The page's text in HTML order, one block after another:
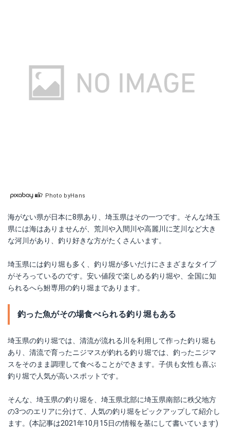
Photo byHans
海がない県が日本に8県あり、埼玉県はその一つです。そんな埼玉
県には海はありませんが、荒川や入間川や高麗川に芝川など大き
な河川があり、釣り好きな方がたくさんいます。
埼玉県には釣り堀も多く、釣り堀が多いだけにさまざまなタイプ
がそろっているのです。安い値段で楽しめる釣り堀や、全国に知
られるへら鮒専用の釣り堀まであります。
釣った魚がその場食べられる釣り堀もある
埼玉県の釣り堀では、清流が流れる川を利用して作った釣り堀も
あり、清流で育ったニジマスが釣れる釣り堀では、釣ったニジマ
スをそのまま調理して食べることができます。子供も女性も喜ぶ
釣り堀で人気が高いスポットです。
そんな、埼玉県の釣り堀を、埼玉県北部に埼玉県南部に秩父地方
の3つのエリアに分けて、人気の釣り堀をピックアップして紹介し
ます。(本記事は2021年10月15日の情報を基にして書いています)